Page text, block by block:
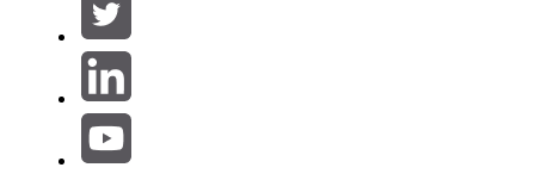
製品エリア